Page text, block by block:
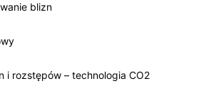
blizn
i rozstępów – technologia CO2